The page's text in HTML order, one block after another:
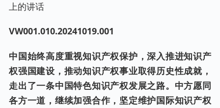
上的讲话
VW001.010.20241019.001
中国始终高度重视知识产权保护，深入推进知识产
权强国建设，推动知识产权事业取得历史性成就，
走出了一条中国特色知识产权发展之路。中方愿同
各方一道，继续加强合作，坚定维护国际知识产权